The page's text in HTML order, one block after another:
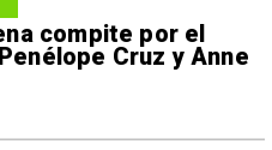
compite por el
Cruz y Anne